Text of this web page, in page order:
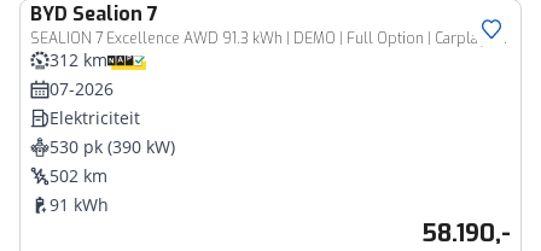
BYD Sealion 7
SEALION 7 Excellence AWD 91.3 kWh | DEMO | Full Option | Carplay | Demo |
312 km
07-2026
Elektriciteit
530 pk (390 kW)
502 km
91 kWh
58.190,-